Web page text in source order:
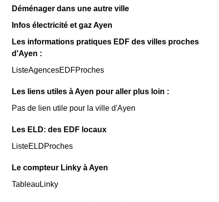
Déménager dans une autre ville
Infos électricité et gaz Ayen
Les informations pratiques EDF des villes proches
d'Ayen :
ListeAgencesEDFProches
Les liens utiles à Ayen pour aller plus loin :
Pas de lien utile pour la ville d'Ayen
Les ELD: des EDF locaux
ListeELDProches
Le compteur Linky à Ayen
TableauLinky